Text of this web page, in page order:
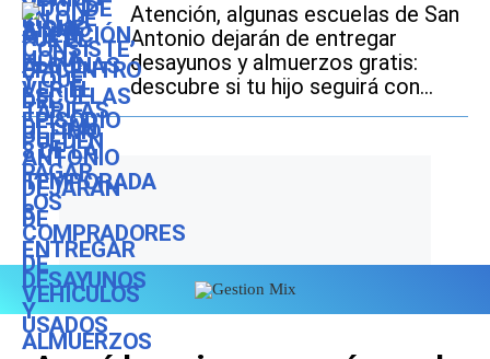
Atención, algunas escuelas de San
Antonio dejarán de entregar
desayunos y almuerzos gratis:
descubre si tu hijo seguirá con
este beneficio durante el ciclo